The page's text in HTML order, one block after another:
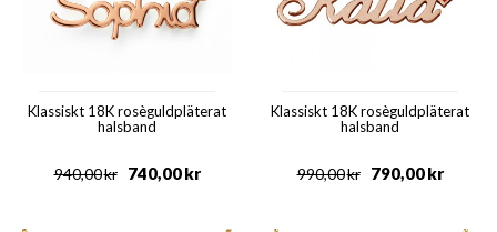
Klassiskt 18K rosèguldpläterat
halsband
kr
940,00 kr
740,00
Klassiskt 18K rosèguldpläterat
halsband
kr
990,00 kr
790,00